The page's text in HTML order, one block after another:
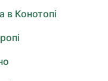
в Конотопі